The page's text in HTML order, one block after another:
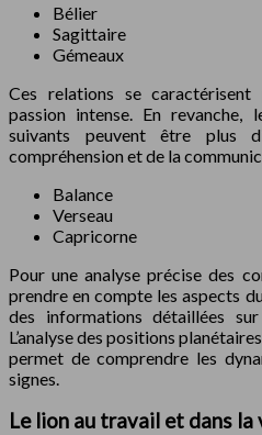
Bélier
Sagittaire
Gémeaux
Ces relations se
passion intense. En revanche,
suivants peuvent être plus
compréhension et de la
Balance
Verseau
Capricorne
Pour une analyse précise des
prendre en compte les aspects
des informations détaillées
L’analyse des positions
permet de comprendre les
signes.
Le lion au travail et dans la